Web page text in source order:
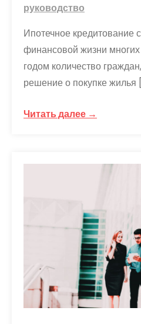
руководство
Ипотечное кредитование
финансовой жизни
годом количество
решение о покупке жилья
Читать далее →